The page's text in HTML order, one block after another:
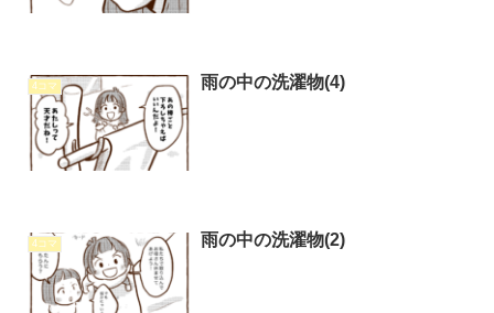
4コマ 雨の中の洗濯物(4)
4コマ 雨の中の洗濯物(2)